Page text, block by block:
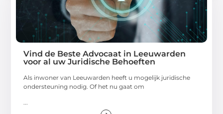
Vind de Beste Advocaat in Leeuwarden
voor al uw Juridische Behoeften
Als inwoner van Leeuwarden heeft u mogelijk juridische
ondersteuning nodig. Of het nu gaat om
...